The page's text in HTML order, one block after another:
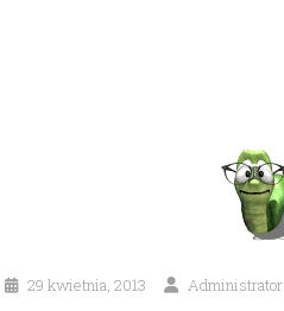
29 kwietnia, 2013 Administrator